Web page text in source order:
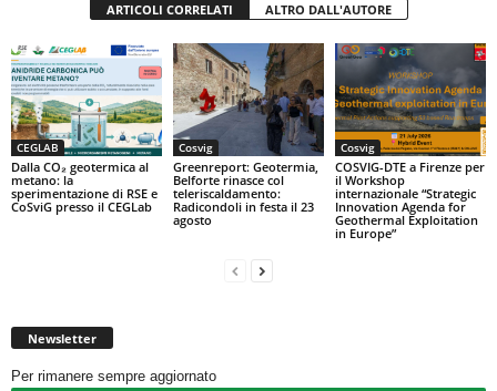
ARTICOLI CORRELATI ALTRO DALL'AUTORE
CEGLAB
Dalla CO₂ geotermica al
metano: la
sperimentazione di RSE e
CoSviG presso il CEGLab
Cosvig
Greenreport: Geotermia,
Belforte rinasce col
teleriscaldamento:
Radicondoli in festa il 23
agosto
Cosvig
COSVIG-DTE a Firenze per
il Workshop
internazionale “Strategic
Innovation Agenda for
Geothermal Exploitation
in Europe”
Newsletter
Per rimanere sempre aggiornato